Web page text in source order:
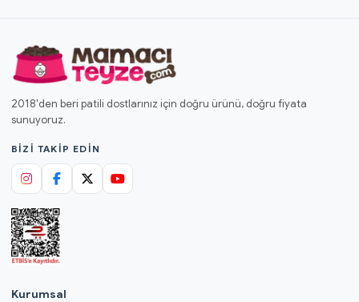
2018'den beri patili dostlarınız için doğru ürünü, doğru fiyata
sunuyoruz.
BIZI TAKIP EDIN
Kurumsal